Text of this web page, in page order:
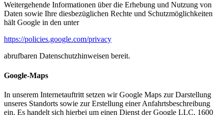
Weitergehende Informationen über die Erhebung und Nutzung von
Daten sowie Ihre diesbezüglichen Rechte und Schutzmöglichkeiten
hält Google in den unter
https://policies.google.com/privacy
abrufbaren Datenschutzhinweisen bereit.
Google-Maps
In unserem Internetauftritt setzen wir Google Maps zur Darstellung
unseres Standorts sowie zur Erstellung einer Anfahrtsbeschreibung
ein. Es handelt sich hierbei um einen Dienst der Google LLC, 1600